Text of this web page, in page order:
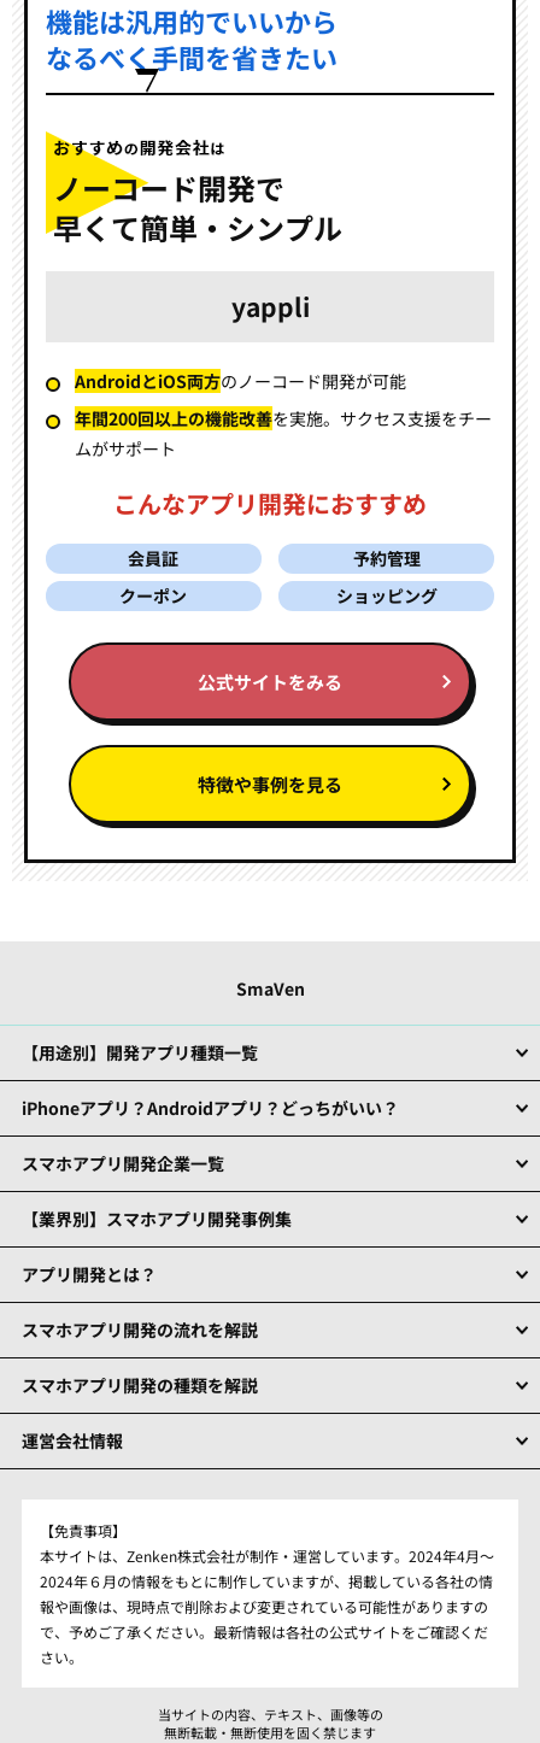
機能は汎用的でいいから
なるべく手間を省きたい
ノーコード開発で
早くて簡単・シンプル
yappli
AndroidとiOS両方のノーコード開発が可能
年間200回以上の機能改善を実施。 サクセス支援をチー
ムがサポート
こんなアプリ開発におすすめ
会員証
予約管理
クーポン
ショッピング
公式サイトをみる
特徴や事例を見る
SmaVen
【用途別】開発アプリ種類一覧
iPhoneアプリ？Androidアプリ？どっちがいい？
スマホアプリ開発企業一覧
【業界別】スマホアプリ開発事例集
アプリ開発とは？
スマホアプリ開発の流れを解説
スマホアプリ開発の種類を解説
運営会社情報
【免責事項】
本サイトは、Zenken株式会社が制作・運営しています。2024年4月～
2024年６月の情報をもとに制作していますが、掲載している各社の情
報や画像は、現時点で削除および変更されている可能性がありますの
で、予めご了承ください。最新情報は各社の公式サイトをご確認くだ
さい。
当サイトの内容、テキスト、画像等の
無断転載・無断使用を固く禁じます